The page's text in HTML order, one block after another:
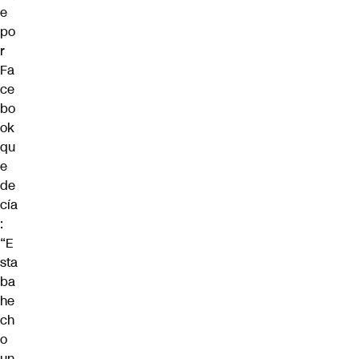
e
po
r
Fa
ce
bo
ok
qu
e
de
cía
:
“E
sta
ba
he
ch
o